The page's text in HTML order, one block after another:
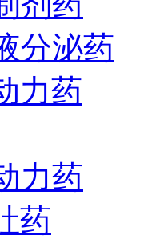
分泌药
力药
力药
药